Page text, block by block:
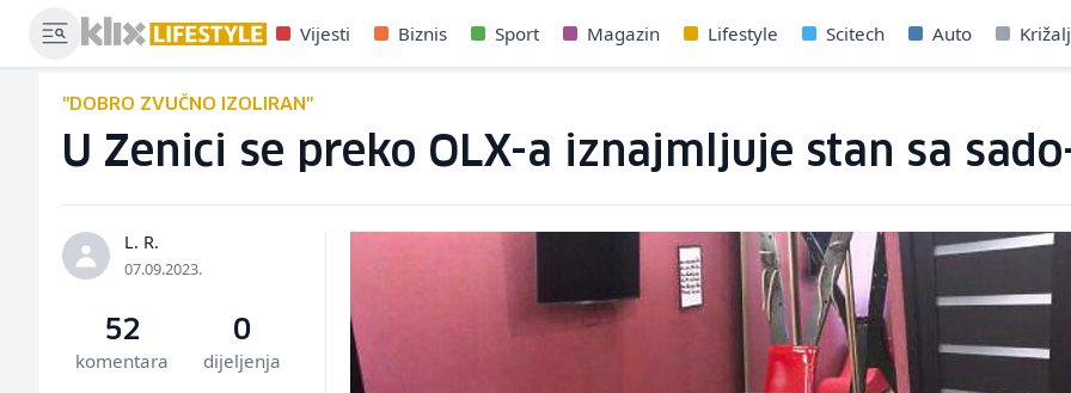
Vijesti Biznis Sport Magazin Lifestyle Scitech Auto
"DOBRO ZVUČNO IZOLIRAN"
U Zenici se preko OLX-a iznajmljuje stan sa
L. R.
07.09.2023.
52
komentara
0
dijeljenja